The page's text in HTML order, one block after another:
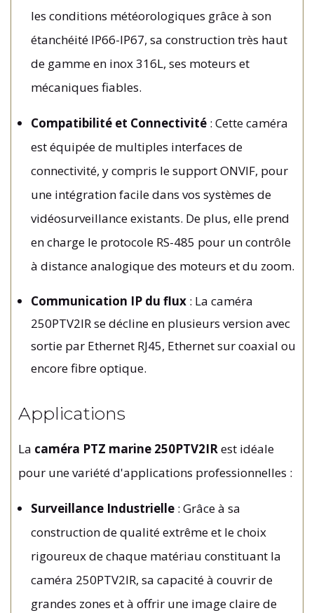
les conditions météorologiques grâce à son
étanchéité IP66-IP67, sa construction très haut
de gamme en inox 316L, ses moteurs et
mécaniques fiables.
Compatibilité et Connectivité : Cette caméra
est équipée de multiples interfaces de
connectivité, y compris le support ONVIF, pour
une intégration facile dans vos systèmes de
vidéosurveillance existants. De plus, elle prend
en charge le protocole RS-485 pour un contrôle
à distance analogique des moteurs et du zoom.
Communication IP du flux : La caméra
250PTV2IR se décline en plusieurs version avec
sortie par Ethernet RJ45, Ethernet sur coaxial ou
encore fibre optique.
Applications
La caméra PTZ marine 250PTV2IRest idéale
pour une variété d'applications professionnelles :
Surveillance Industrielle : Grâce à sa
construction de qualité extrême et le choix
rigoureux de chaque matériau constituant la
caméra 250PTV2IR, sa capacité à couvrir de
grandes zones et à offrir une image claire de